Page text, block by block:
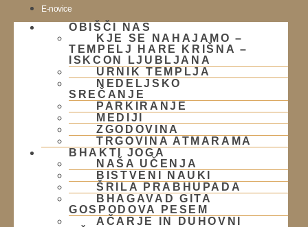
OBIŠČI NAS
KJE SE NAHAJAMO –
TEMPELJ HARE KRIŠNA –
ISKCON LJUBLJANA
URNIK TEMPLJA
NEDELJSKO
SREČANJE
PARKIRANJE
MEDIJI
ZGODOVINA
TRGOVINA ATMARAMA
BHAKTI JOGA
NAŠA UČENJA
BISTVENI NAUKI
ŠRILA PRABHUPADA
BHAGAVAD GITA
GOSPODOVA PESEM
AČARJE IN DUHOVNI
E-novice
Trgovina
Trgovina Atmarama
Žibertova 27, Ljubljana